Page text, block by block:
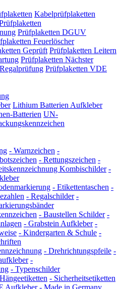
Kabelprüfplaketten
Prüfplaketten DGUV
Feuerlöscher
Geprüft Prüfplaketten Leitern
Prüfplaketten Nächster
Prüfplaketten VDE
Lithium Batterien Aufkleber
Batterien UN-
- Warnzeichen -
- Rettungszeichen -
Kombischilder -
- Etikettentaschen -
- Regalschilder -
- Baustellen Schilder -
- Grabstein Aufkleber -
- Kindergarten & Schule -
- Drehrichtungspfeile -
-
- Typenschilder
Hängeetiketten - Sicherheitsetiketten
Aufkleber - Made in Germany